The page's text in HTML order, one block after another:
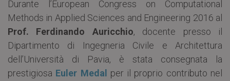
Durante l’European Congress on Computational
Methods in Applied Sciences and Engineering 2016 al
Prof. Ferdinando Auricchio, docente presso il
Dipartimento di Ingegneria Civile e Architettura
dell’Università di Pavia, è stata consegnata la
prestigiosa Euler Medal
per il proprio contributo nel